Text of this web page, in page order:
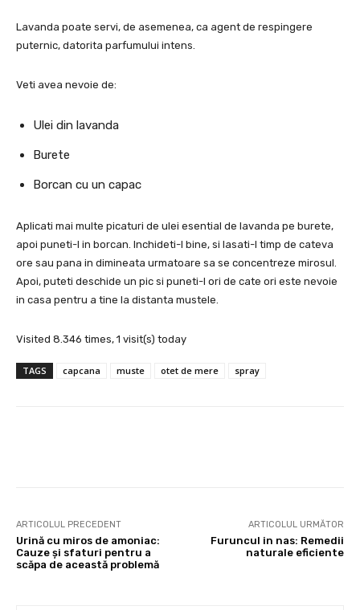
Lavanda poate servi, de asemenea, ca agent de respingere
puternic, datorita parfumului intens.
Veti avea nevoie de:
Ulei din lavanda
Burete
Borcan cu un capac
Aplicati mai multe picaturi de ulei esential de lavanda pe burete,
apoi puneti-l in borcan. Inchideti-l bine, si lasati-l timp de cateva
ore sau pana in dimineata urmatoare sa se concentreze mirosul.
Apoi, puteti deschide un pic si puneti-l ori de cate ori este nevoie
in casa pentru a tine la distanta mustele.
Visited 8.346 times, 1 visit(s) today
TAGS capcana muste otet de mere spray
ARTICOLUL PRECEDENT
Urină cu miros de amoniac:
Cauze și sfaturi pentru a
scăpa de această problemă
ARTICOLUL URMĂTOR
Furuncul in nas: Remedii
naturale eficiente